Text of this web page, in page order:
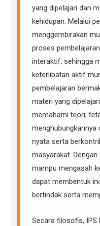
yang dipelajari dan
kehidupan. Melalui
menggembirakan
proses
interaktif, sehingga
keterlibatan aktif
pembelajaran
materi yang
memahami teori,
menghubungkannya
nyata serta
masyarakat. Dengan
mampu mengasah
dapat membentuk
bertindak serta
Secara filosofis, IPS